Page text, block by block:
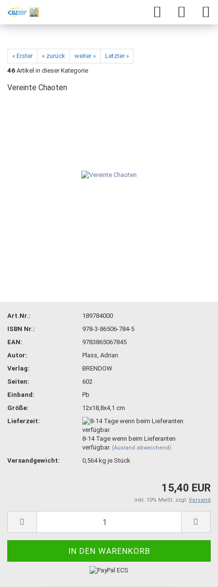
« Erster « zurück weiter »
Letzter »
46 Artikel in dieser Kategorie
Vereinte Chaoten
Art.Nr.:
189784000
ISBN Nr.:
978-3-86506-784-5
EAN:
9783865067845
Autor:
Plass, Adrian
Verlag:
BRENDOW
Seiten:
602
Einband:
Pb
Größe:
12x18,8x4,1 cm
Lieferzeit:
8-14 Tage wenn beim Lieferanten
verfügbar. (Ausland abweichend)
Versandgewicht: 0,564kg je Stück
15,40 EUR
inkl. 10% MwSt. zzgl. Versand